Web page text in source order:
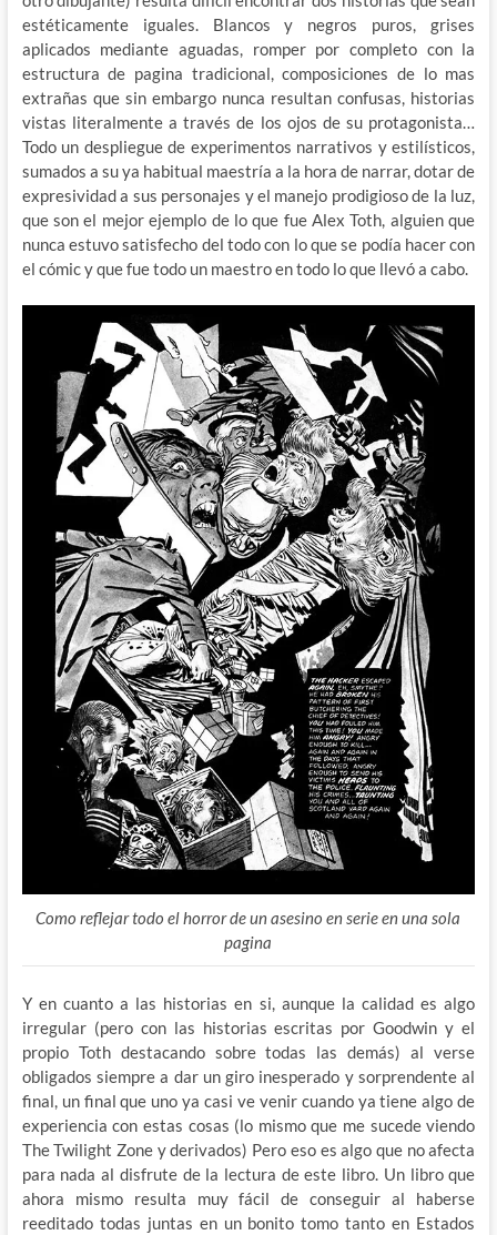
estéticamente iguales. Blancos y negros puros, grises
aplicados mediante aguadas, romper por completo con la
estructura de pagina tradicional, composiciones de lo mas
extrañas que sin embargo nunca resultan confusas, historias
vistas literalmente a través de los ojos de su protagonista…
Todo un despliegue de experimentos narrativos y estilísticos,
sumados a su ya habitual maestría a la hora de narrar, dotar de
expresividad a sus personajes y el manejo prodigioso de la luz,
que son el mejor ejemplo de lo que fue Alex Toth, alguien que
nunca estuvo satisfecho del todo con lo que se podía hacer con
el cómic y que fue todo un maestro en todo lo que llevó a cabo.
Como reflejar todo el horror de un asesino en serie en una sola
pagina
Y en cuanto a las historias en si, aunque la calidad es algo
irregular (pero con las historias escritas por Goodwin y el
propio Toth destacando sobre todas las demás) al verse
obligados siempre a dar un giro inesperado y sorprendente al
final, un final que uno ya casi ve venir cuando ya tiene algo de
experiencia con estas cosas (lo mismo que me sucede viendo
The Twilight Zone y derivados) Pero eso es algo que no afecta
para nada al disfrute de la lectura de este libro. Un libro que
ahora mismo resulta muy fácil de conseguir al haberse
reeditado todas juntas en un bonito tomo tanto en Estados